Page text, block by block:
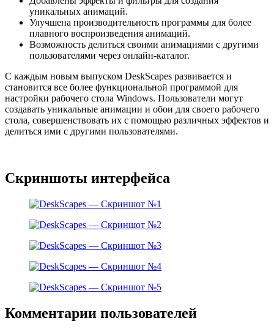
уникальных анимаций.
Улучшена производительность программы для более
плавного воспроизведения анимаций.
Возможность делиться своими анимациями с другими
пользователями через онлайн-каталог.
С каждым новым выпуском DeskScapes развивается и
становится все более функциональной программой для
настройки рабочего стола Windows. Пользователи могут
создавать уникальные анимации и обои для своего рабочего
стола, совершенствовать их с помощью различных эффектов и
делиться ими с другими пользователями.
Скриншоты интерфейса
Комментарии пользователей